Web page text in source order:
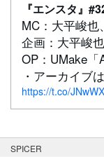
『エンスタ』
MC：大平峻
企画：大平峻
OP：UMake「
・アーカイブ
https://t.co/
SPICER